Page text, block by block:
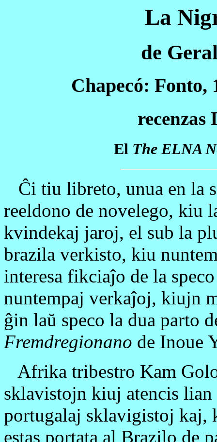
La
de
Chapecó: Fonto,
El The ELNA
Ĉi tiu libreto, unua en la
reeldono de novelego, kiu
kvindekaj jaroj, el sub la
brazila verkisto, kiu
interesa fikciaĵo de la
nuntempaj verkaĵoj, kiujn
ĝin laŭ speco la dua parto
Fremdregionano de Inoue
Afrika tribestro Kam
sklavistojn kiuj atencis
portugalaj sklavigistoj kaj,
estas portata al Brazilo de